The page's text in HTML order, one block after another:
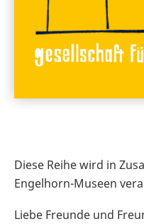
Diese Reihe wird in
Engelhorn-Museen
Liebe Freunde und